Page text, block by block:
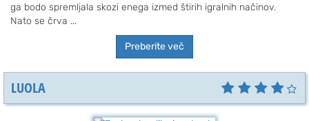
ga bodo spremljala skozi enega izmed štirih igralnih načinov.
Nato se črva ...
Preberite več
LUOLA